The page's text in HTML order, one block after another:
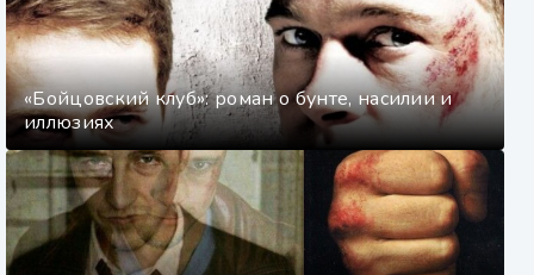
«Бойцовский клуб»: роман о бунте, насилии и
иллюзиях